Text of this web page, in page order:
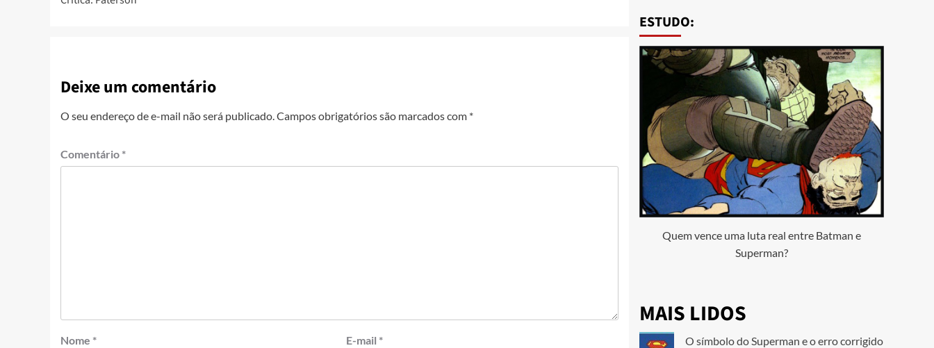
Deixe um comentário
O seu endereço de e-mail não será publicado.Campos obrigatórios são marcados com *
Comentário *
Nome * E-mail *
ESTUDO:
Quem vence uma luta real entre Batman e
Superman?
MAIS LIDOS
O símbolo do Superman e o erro corrigido